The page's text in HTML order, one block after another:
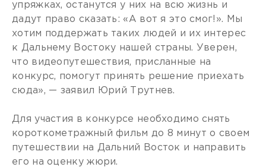
упряжках, останутся у них на всю жизнь и
дадут право сказать: «А вот я это смог!». Мы
хотим поддержать таких людей и их интерес
к Дальнему Востоку нашей страны. Уверен,
что видеопутешествия, присланные на
конкурс, помогут принять решение приехать
сюда», — заявил Юрий Трутнев.
Для участия в конкурсе необходимо снять
короткометражный фильм до 8 минут о своем
путешествии на Дальний Восток и направить
его на оценку жюри.